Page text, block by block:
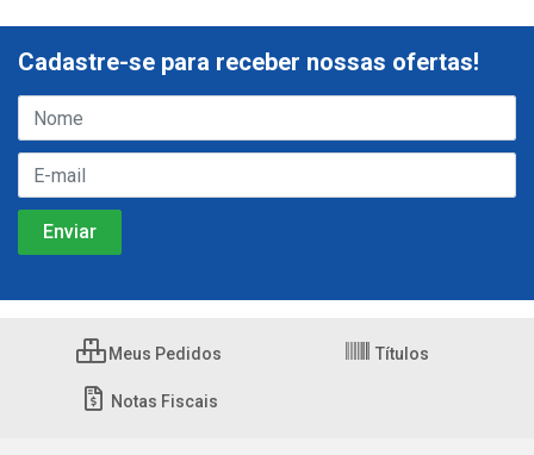
Cadastre-se para receber nossas ofertas!
Meus Pedidos Títulos
Notas Fiscais